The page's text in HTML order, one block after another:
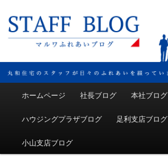
メインコンテンツへ移動
サブコンテンツへ移動
ホームページ 社長ブログ 本社ブログ
ハウジングプラザブログ 足利支店ブログ
小山支店ブログ